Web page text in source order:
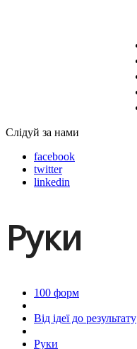
Слідуй за нами
facebook
twitter
linkedin
Руки
100 форм
Від ідеї до результату
Руки